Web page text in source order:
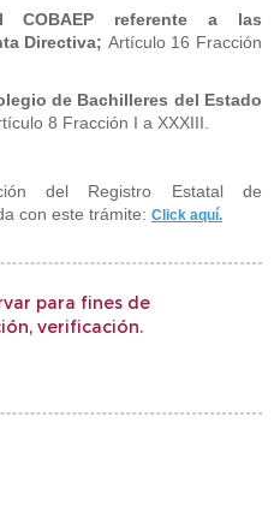
COBAEP referente a las
Directiva; Artículo 16 Fracción
de Bachilleres del Estado
8 Fracción I a XXXIII.
del Registro Estatal de
con este trámite: Click aquí.
para fines de
verificación.